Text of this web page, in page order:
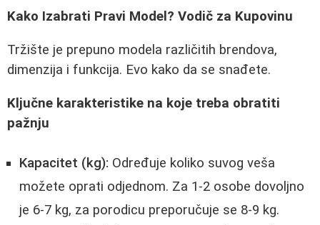
Kako Izabrati Pravi Model? Vodič za Kupovinu
Tržište je prepuno modela različitih brendova,
dimenzija i funkcija. Evo kako da se snađete.
Ključne karakteristike na koje treba obratiti
pažnju
Kapacitet (kg): Određuje koliko suvog veša
možete oprati odjednom. Za 1-2 osobe dovoljno
je 6-7 kg, za porodicu preporučuje se 8-9 kg.